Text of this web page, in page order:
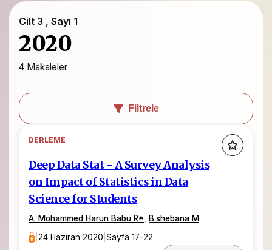
Cilt 3 , Sayı 1
2020
4 Makaleler
Filtrele
DERLEME
Deep Data Stat - A Survey Analysis
on Impact of Statistics in Data
Science for Students
A. Mohammed Harun Babu R* B.shebana M
|24 Haziran 2020 |Sayfa 17-22